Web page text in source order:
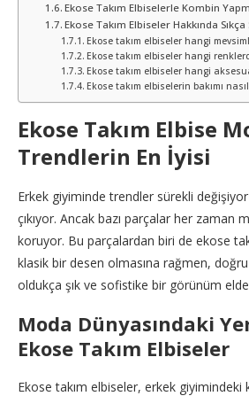
Ekose Takım Elbiselerle Kombin
Ekose Takım Elbiseler Hakkında
Ekose takım elbiseler hangi
Ekose takım elbiseler hangi
Ekose takım elbiseler hangi
Ekose takım elbiselerin bakımı nasıl
Ekose Takım Elbise
Trendlerin En İyisi
Erkek giyiminde trendler sürekli
çıkıyor. Ancak bazı parçalar her zaman
koruyor. Bu parçalardan biri de ekose
klasik bir desen olmasına rağmen, doğru
oldukça şık ve sofistike bir görünüm
Moda Dünyasındaki
Ekose Takım Elbiseler
Ekose takım elbiseler, erkek giyimindeki